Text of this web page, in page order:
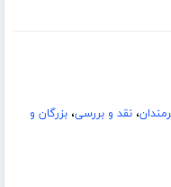
،نقد و بررسی،بزرگان و